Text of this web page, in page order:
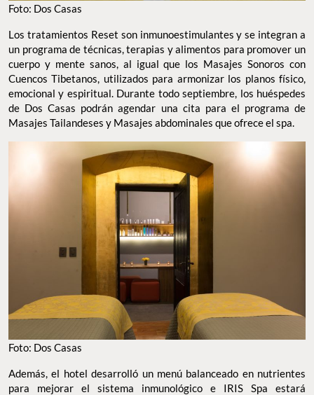
Foto: Dos Casas
Los tratamientos Reset son inmunoestimulantes y se integran a
un programa de técnicas, terapias y alimentos para promover un
cuerpo y mente sanos, al igual que los Masajes Sonoros con
Cuencos Tibetanos, utilizados para armonizar los planos físico,
emocional y espiritual. Durante todo septiembre, los huéspedes
de Dos Casas podrán agendar una cita para el programa de
Masajes Tailandeses y Masajes abdominales que ofrece el spa.
Foto: Dos Casas
Además, el hotel desarrolló un menú balanceado en nutrientes
para mejorar el sistema inmunológico e IRIS Spa estará